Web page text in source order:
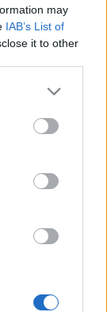
may
IAB’s List of
it to other
more Google
may click to
tags to
Google
a
a STRABAG